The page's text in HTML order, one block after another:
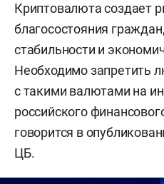
Криптовалюта создает
благосостояния
стабильности и
Необходимо запретить
с такими валютами на
российского
говорится в
ЦБ.